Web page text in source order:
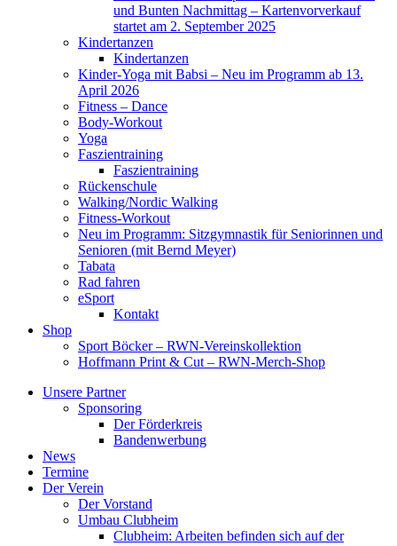
und Bunten Nachmittag – Kartenvorverkauf
startet am 2. September 2025
Kindertanzen
Kindertanzen
Kinder-Yoga mit Babsi – Neu im Programm ab 13.
April 2026
Fitness – Dance
Body-Workout
Yoga
Faszientraining
Faszientraining
Rückenschule
Walking/Nordic Walking
Fitness-Workout
Neu im Programm: Sitzgymnastik für Seniorinnen und
Senioren (mit Bernd Meyer)
Tabata
Rad fahren
eSport
Kontakt
Shop
Sport Böcker – RWN-Vereinskollektion
Hoffmann Print & Cut – RWN-Merch-Shop
Unsere Partner
Sponsoring
Der Förderkreis
Bandenwerbung
News
Termine
Der Verein
Der Vorstand
Umbau Clubheim
Clubheim: Arbeiten befinden sich auf der